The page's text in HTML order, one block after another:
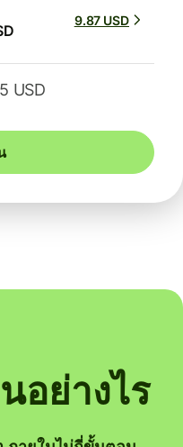
9.87 USD
USD
อย่างไร